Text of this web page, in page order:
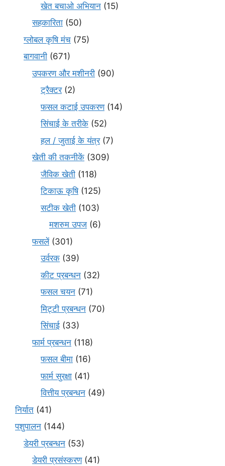
खेत बचाओ अभियान (15)
सहकारिता (50)
ग्लोबल कृषि मंच (75)
बागवानी (671)
उपकरण और मशीनरी (90)
ट्रैक्टर(2)
फसल कटाई उपकरण(14)
सिंचाई के तरीके (52)
हल / जुताई के यंत्र(7)
खेती की तकनीकें (309)
जैविक खेती (118)
टिकाऊ कृषि(125)
सटीक खेती (103)
मशरुम उपज (6)
फसलें(301)
उर्वरक (39)
कीट प्रबन्धन (32)
फसल चयन (71)
मि‌ट्टी प्रबन्धन (70)
सिंचाई (33)
फार्म प्रबन्धन (118)
फसल बीमा (16)
फार्म सुरक्षा (41)
वित्तीय प्रबन्धन (49)
निर्यात (41)
पशुपालन (144)
डेयरी प्रबन्धन (53)
डेयरी प्रसंस्करण(41)